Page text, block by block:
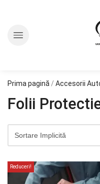
Prima pagină / Accesorii
Folii
Reduceri!